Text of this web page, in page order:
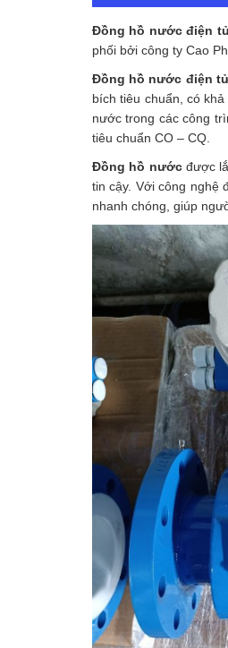
Đồng hồ nước điện
phối bởi công ty Cao
Đồng hồ nước điện tử
bích tiêu chuẩn, có
nước trong các công
tiêu chuẩn CO – CQ.
Đồng hồ nướcđược
tin cậy. Với công nghệ
nhanh chóng, giúp